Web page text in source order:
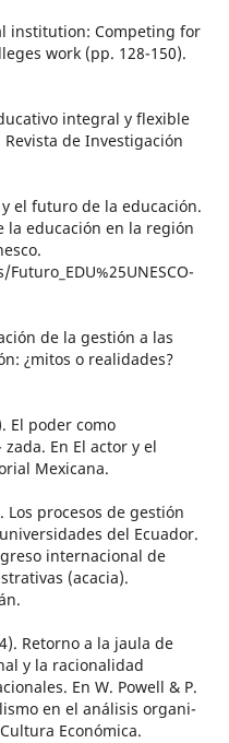
institution: Competing for
work (pp. 128-150).
integral y flexible
de Investigación
el futuro de la educación.
la educación en la región
de la gestión a las
¿mitos o realidades?
El poder como
En El actor y el
Mexicana.
Los procesos de gestión
del Ecuador.
internacional de
(acacia).
Retorno a la jaula de
y la racionalidad
En W. Powell & P.
en el análisis organi-
Económica.